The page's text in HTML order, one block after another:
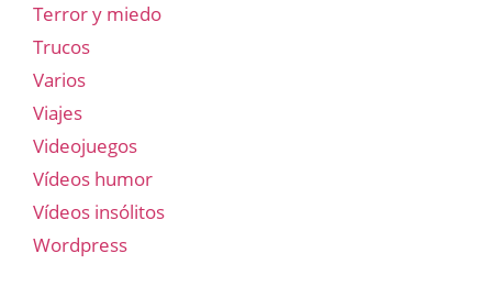
Terror y miedo
Trucos
Varios
Viajes
Videojuegos
Vídeos humor
Vídeos insólitos
Wordpress